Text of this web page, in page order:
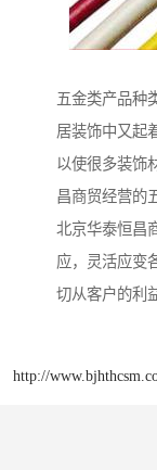
五金类产品种
居装饰中又起
以使很多装饰
昌商贸经营的
北京华泰恒昌
应，灵活应变
切从客户的利
http://